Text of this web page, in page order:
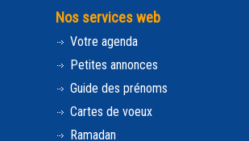
Nos services web
Votre agenda
Petites annonces
Guide des prénoms
Cartes de voeux
Ramadan